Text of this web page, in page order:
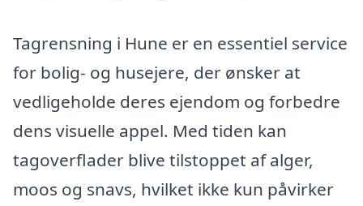
Tagrensning i Hune er en essentiel service
for bolig- og husejere, der ønsker at
vedligeholde deres ejendom og forbedre
dens visuelle appel. Med tiden kan
tagoverflader blive tilstoppet af alger,
moos og snavs, hvilket ikke kun påvirker